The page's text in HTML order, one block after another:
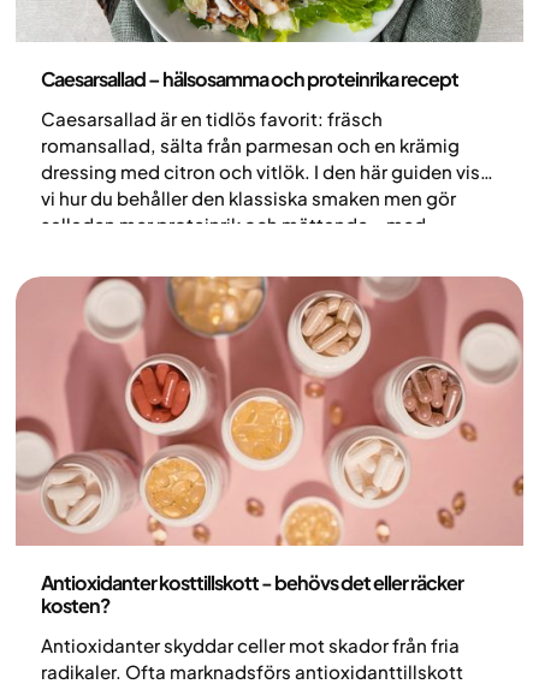
Caesarsallad – hälsosamma och proteinrika recept
Caesarsallad är en tidlös favorit: fräsch
romansallad, sälta från parmesan och en krämig
dressing med citron och vitlök. I den här guiden visar
vi hur du behåller den klassiska smaken men gör
salladen mer proteinrik och mättande – med
alternativ med kycklingbotten.
Antioxidanter kosttillskott - behövs det eller räcker
kosten?
Antioxidanter skyddar celler mot skador från fria
radikaler. Ofta marknadsförs antioxidanttillskott